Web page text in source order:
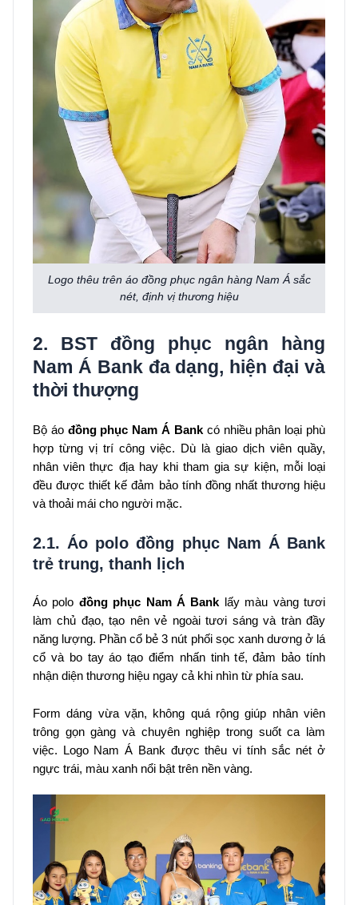
Logo thêu trên áo đồng phục ngân hàng Nam Á sắc
nét, định vị thương hiệu
2. BST đồng phục ngân hàng
Nam Á Bank đa dạng, hiện đại và
thời thượng
Bộ áo đồng phục Nam Á Bankcó nhiều phân loại phù
hợp từng vị trí công việc. Dù là giao dịch viên quầy,
nhân viên thực địa hay khi tham gia sự kiện, mỗi loại
đều được thiết kế đảm bảo tính đồng nhất thương hiệu
và thoải mái cho người mặc.
2.1. Áo polo đồng phục Nam Á Bank
trẻ trung, thanh lịch
Áo polo đồng phục Nam Á Bank lấy màu vàng tươi
làm chủ đạo, tạo nên vẻ ngoài tươi sáng và tràn đầy
năng lượng. Phần cổ bẻ 3 nút phối sọc xanh dương ở lá
cổ và bo tay áo tạo điểm nhấn tinh tế, đảm bảo tính
nhận diện thương hiệu ngay cả khi nhìn từ phía sau.
Form dáng vừa vặn, không quá rộng giúp nhân viên
trông gọn gàng và chuyên nghiệp trong suốt ca làm
việc. Logo Nam Á Bank được thêu vi tính sắc nét ở
ngực trái, màu xanh nổi bật trên nền vàng.